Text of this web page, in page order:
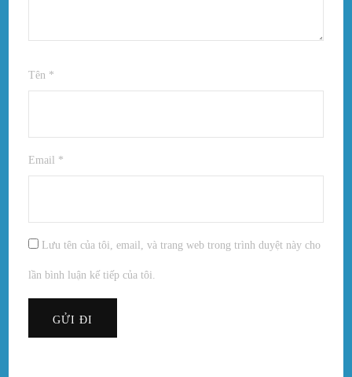
Tên *
Email *
Lưu tên của tôi, email, và trang web trong trình duyệt này cho
lần bình luận kế tiếp của tôi.